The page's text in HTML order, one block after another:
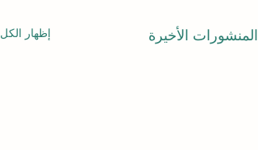
المنشورات الأخيرة إظهار الكل